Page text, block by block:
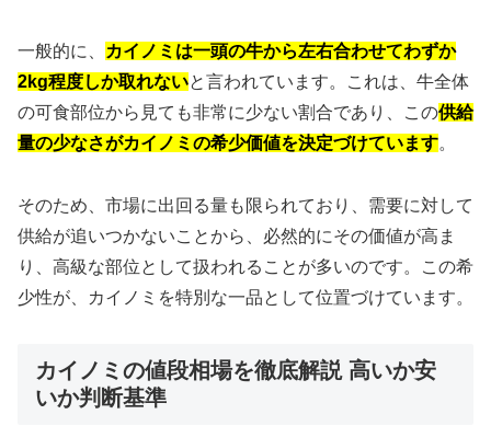
一般的に、
カイノミは一頭の牛から左右合わせてわずか
2kg程度しか取れないと言われています。これは、牛全体
の可食部位から見ても非常に少ない割合であり、この供給
量の少なさがカイノミの希少価値を決定づけています。
そのため、市場に出回る量も限られており、需要に対して
供給が追いつかないことから、必然的にその価値が高ま
り、高級な部位として扱われることが多いのです。この希
少性が、カイノミを特別な一品として位置づけています。
カイノミの値段相場を徹底解説 高いか安
いか判断基準